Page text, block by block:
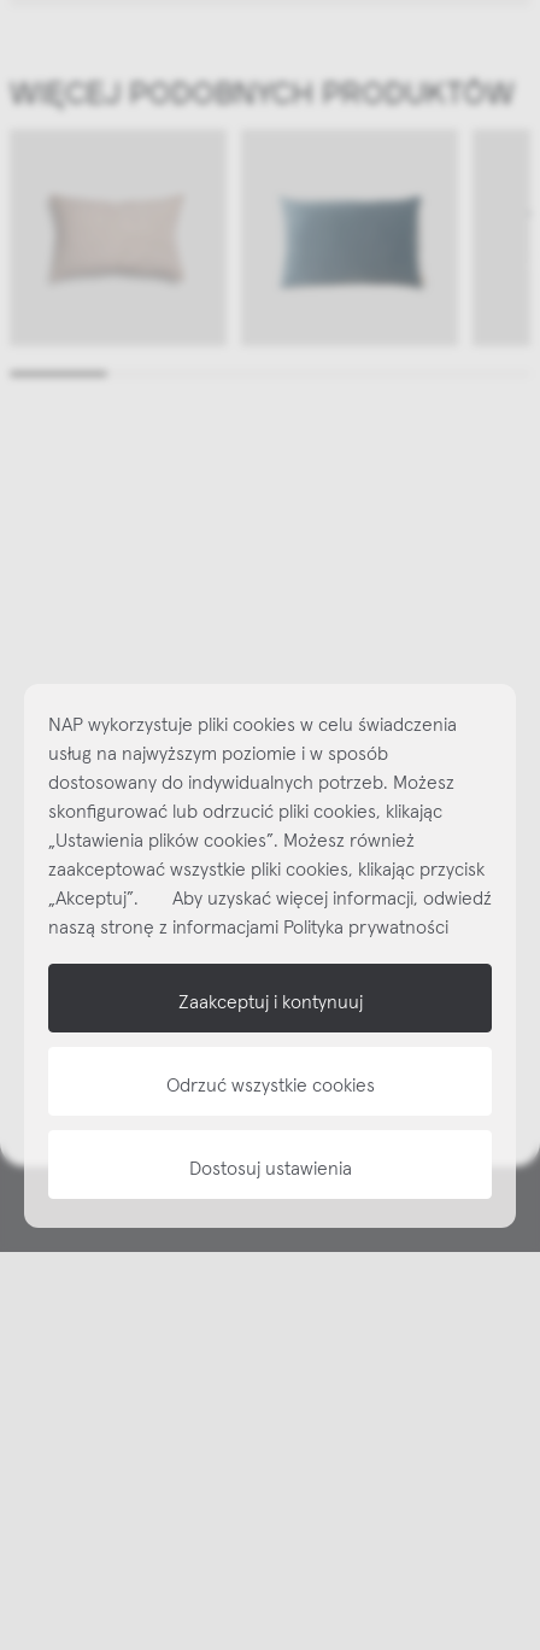
WIĘCEJ PODOBNYCH PRODUKTÓW
Najlepsze inspiracje i promocje na wyciągnięcie ręki, zapisz się już
dzisiaj do naszego cyklicznego newslettera!
SubskrybujNEWSLETTER
NAP
NAP wykorzystuje pliki cookies w celu świadczenia
usług na najwyższym poziomie i w sposób
dostosowany do indywidualnych potrzeb. Możesz
skonfigurować lub odrzucić pliki cookies, klikając
„Ustawienia plików cookies”. Możesz również
zaakceptować wszystkie pliki cookies, klikając przycisk
„Akceptuj”. Aby uzyskać więcej informacji, odwiedź
naszą stronę z informacjami Polityka prywatności
Zaakceptuj i kontynuuj
Odrzuć wszystkie cookies
Dostosuj ustawienia